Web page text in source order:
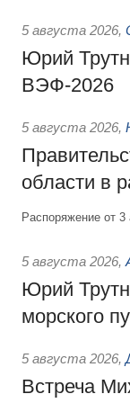
5 августа 2026,
Юрий
ВЭФ-2026
5 августа 2026,
области в
Распоряжение от
5 августа 2026,
Юрий
морского
5 августа 2026,
Встреча